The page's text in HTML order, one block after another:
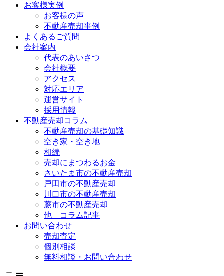
お客様実例
お客様の声
不動産売却事例
よくあるご質問
会社案内
代表のあいさつ
会社概要
アクセス
対応エリア
運営サイト
採用情報
不動産売却コラム
不動産売却の基礎知識
空き家・空き地
相続
売却にまつわるお金
さいたま市の不動産売却
戸田市の不動産売却
川口市の不動産売却
蕨市の不動産売却
他 コラム記事
お問い合わせ
売却査定
個別相談
無料相談・お問い合わせ